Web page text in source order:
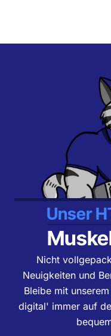
Unser
Nicht
Neuigkeiten und
Bleibe mit
digital' immer auf